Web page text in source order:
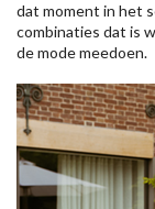
dat moment in het
combinaties dat is
de mode meedoen.